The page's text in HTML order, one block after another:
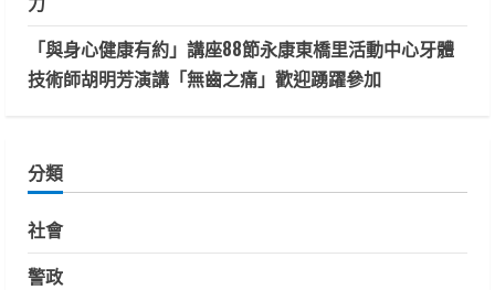
「與身心健康有約」講座88節永康東橋里活動中心牙體
技術師胡明芳演講「無齒之痛」歡迎踴躍參加
分類
社會
警政